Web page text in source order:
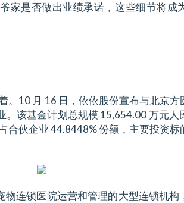
家是否做出业绩承诺，这些细节将成
。10 月 16 日，依依股份宣布与北京
该基金计划总规模 15,654.00 万元人
合伙企业 44.8448% 份额，主要投资
连锁医院运营和管理的大型连锁机构